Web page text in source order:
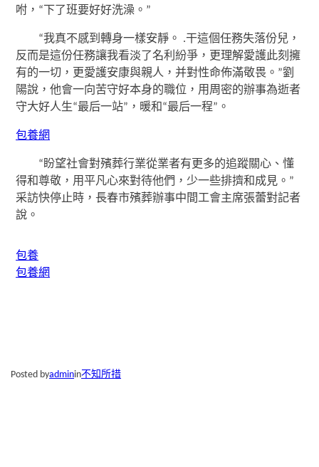
咐，“下了班要好好洗澡。”
“我真不感到轉身一樣安靜。 .干這個任務失落份兒，
反而是這份任務讓我看淡了名利紛爭，更理解愛護此刻擁
有的一切，更愛護安康與親人，并對性命佈滿敬畏。”劉
陽說，他會一向苦守好本身的職位，用周密的辦事為逝者
守大好人生“最后一站”，暖和“最后一程”。
包養網
“盼望社會對殯葬行業從業者有更多的追蹤關心、懂
得和尊敬，用平凡心來對待他們，少一些排擠和成見。”
采訪快停止時，長春市殯葬辦事中間工會主席張蕾對記者
說。
包養
包養網
Posted byadminin不知所措